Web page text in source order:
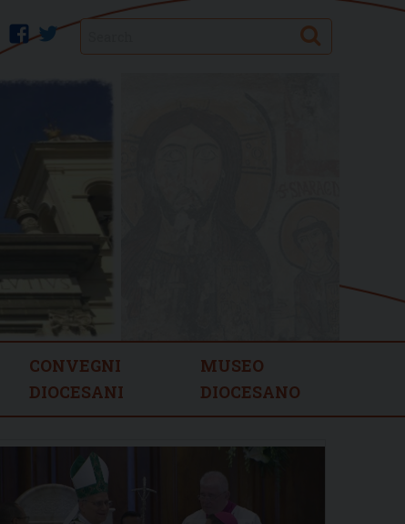
twitter
facebook Search
CONVEGNI
DIOCESANI
MUSEO
DIOCESANO